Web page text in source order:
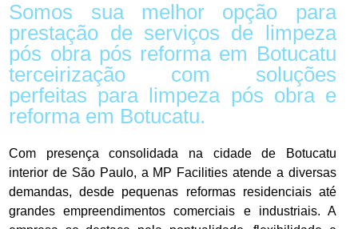
Somos sua melhor opção para
prestação de serviços de limpeza
pós obra pós reforma em Botucatu
terceirização com soluções
perfeitas para limpeza pós obra e
reforma em Botucatu.
Com presença consolidada na cidade de Botucatu
interior de São Paulo, a MP Facilities atende a diversas
demandas, desde pequenas reformas residenciais até
grandes empreendimentos comerciais e industriais. A